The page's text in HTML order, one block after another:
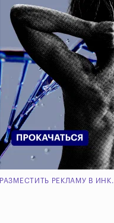
РАЗМЕСТИТЬ РЕКЛАМУ В ИНК.